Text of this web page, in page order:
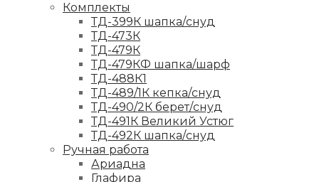
Комплекты
ТД-399К шапка/снуд
ТД-473К
ТД-479К
ТД-479КФ шапка/шарф
ТД-488К1
ТД-489/1К кепка/снуд
ТД-490/2К берет/снуд
ТД-491К Великий Устюг
ТД-492К шапка/снуд
Ручная работа
Ариадна
Глафира